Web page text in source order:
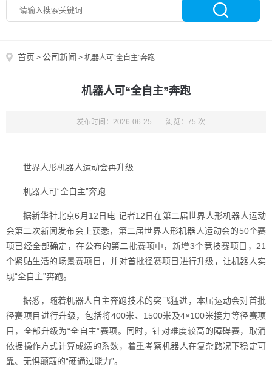
首页 > 公司新闻 > 机器人可“全自主”奔跑
机器人可“全自主”奔跑
发布时间：2026-06-25 浏览：75 次
世界人形机器人运动会再升级
机器人可“全自主”奔跑
据新华社北京6月12日电 记者12日在第二届世界人形机器人运动
会第二次新闻发布会上获悉，第二届世界人形机器人运动会的50个赛
项已经全部确定，在公布的第二批赛项中，新增3个竞技赛项目，21
个紧贴生活的场景赛项目，并对首批径赛项目进行升级，让机器人实
现“全自主”奔跑。
据悉，随着机器人自主奔跑技术的突飞猛进，本届运动会对首批
径赛项目进行升级，包括将400米、1500米及4×100米接力等径赛项
目，全部升级为“全自主”赛项。同时，针对难度较高的障碍赛，取消
依据操作方式计算成绩的系数，着重考察机器人在复杂路况下稳定可
靠、无惧颠簸的“硬通过能力”。